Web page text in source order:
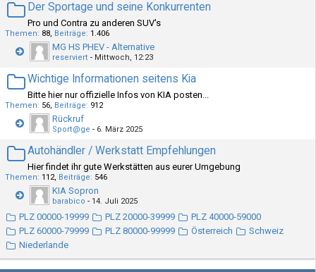
Der Sportage und seine Konkurrenten
Pro und Contra zu anderen SUV's
Themen 88 Beiträge 1.406
MG HS PHEV - Alternative
reserviert - Mittwoch, 12:23
Wichtige Informationen seitens Kia
Bitte hier nur offizielle Infos von KIA posten...
Themen 56 Beiträge 912
Rückruf
Sport@ge - 6. März 2025
Autohändler / Werkstatt Empfehlungen
Hier findet ihr gute Werkstätten aus eurer Umgebung
Themen 112 Beiträge 546
KIA Sopron
barabico - 14. Juli 2025
PLZ 00000-19999 PLZ 20000-39999
PLZ 40000-59000
PLZ 60000-79999
PLZ 80000-99999 Österreich
Schweiz
Niederlande